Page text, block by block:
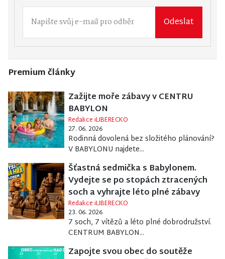
Odeslat
Premium články
Zažijte moře zábavy v CENTRU
BABYLON
Redakce iLIBERECKO
27. 06. 2026
Rodinná dovolená bez složitého plánování?
V BABYLONU najdete...
Šťastná sedmička s Babylonem.
Vydejte se po stopách ztracených
soch a vyhrajte léto plné zábavy
Redakce iLIBERECKO
23. 06. 2026
7 soch, 7 vítězů a léto plné dobrodružství.
CENTRUM BABYLON...
Zapojte svou obec do soutěže